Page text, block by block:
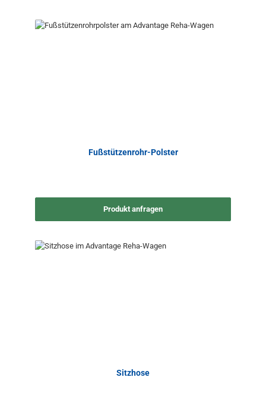
Fußstützenrohr-Polster
Produkt anfragen
Sitzhose